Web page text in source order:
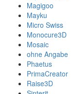
Magigoo
Mayku
Micro Swiss
Monocure3D
Mosaic
ohne Angabe
Phaetus
PrimaCreator
Raise3D